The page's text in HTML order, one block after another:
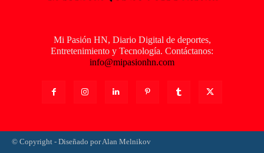
Mi Pasión HN, Diario Digital de deportes,
Entretenimiento y Tecnología. Contáctanos:
info@mipasionhn.com
© Copyright - Diseñado por Alan Melnikov